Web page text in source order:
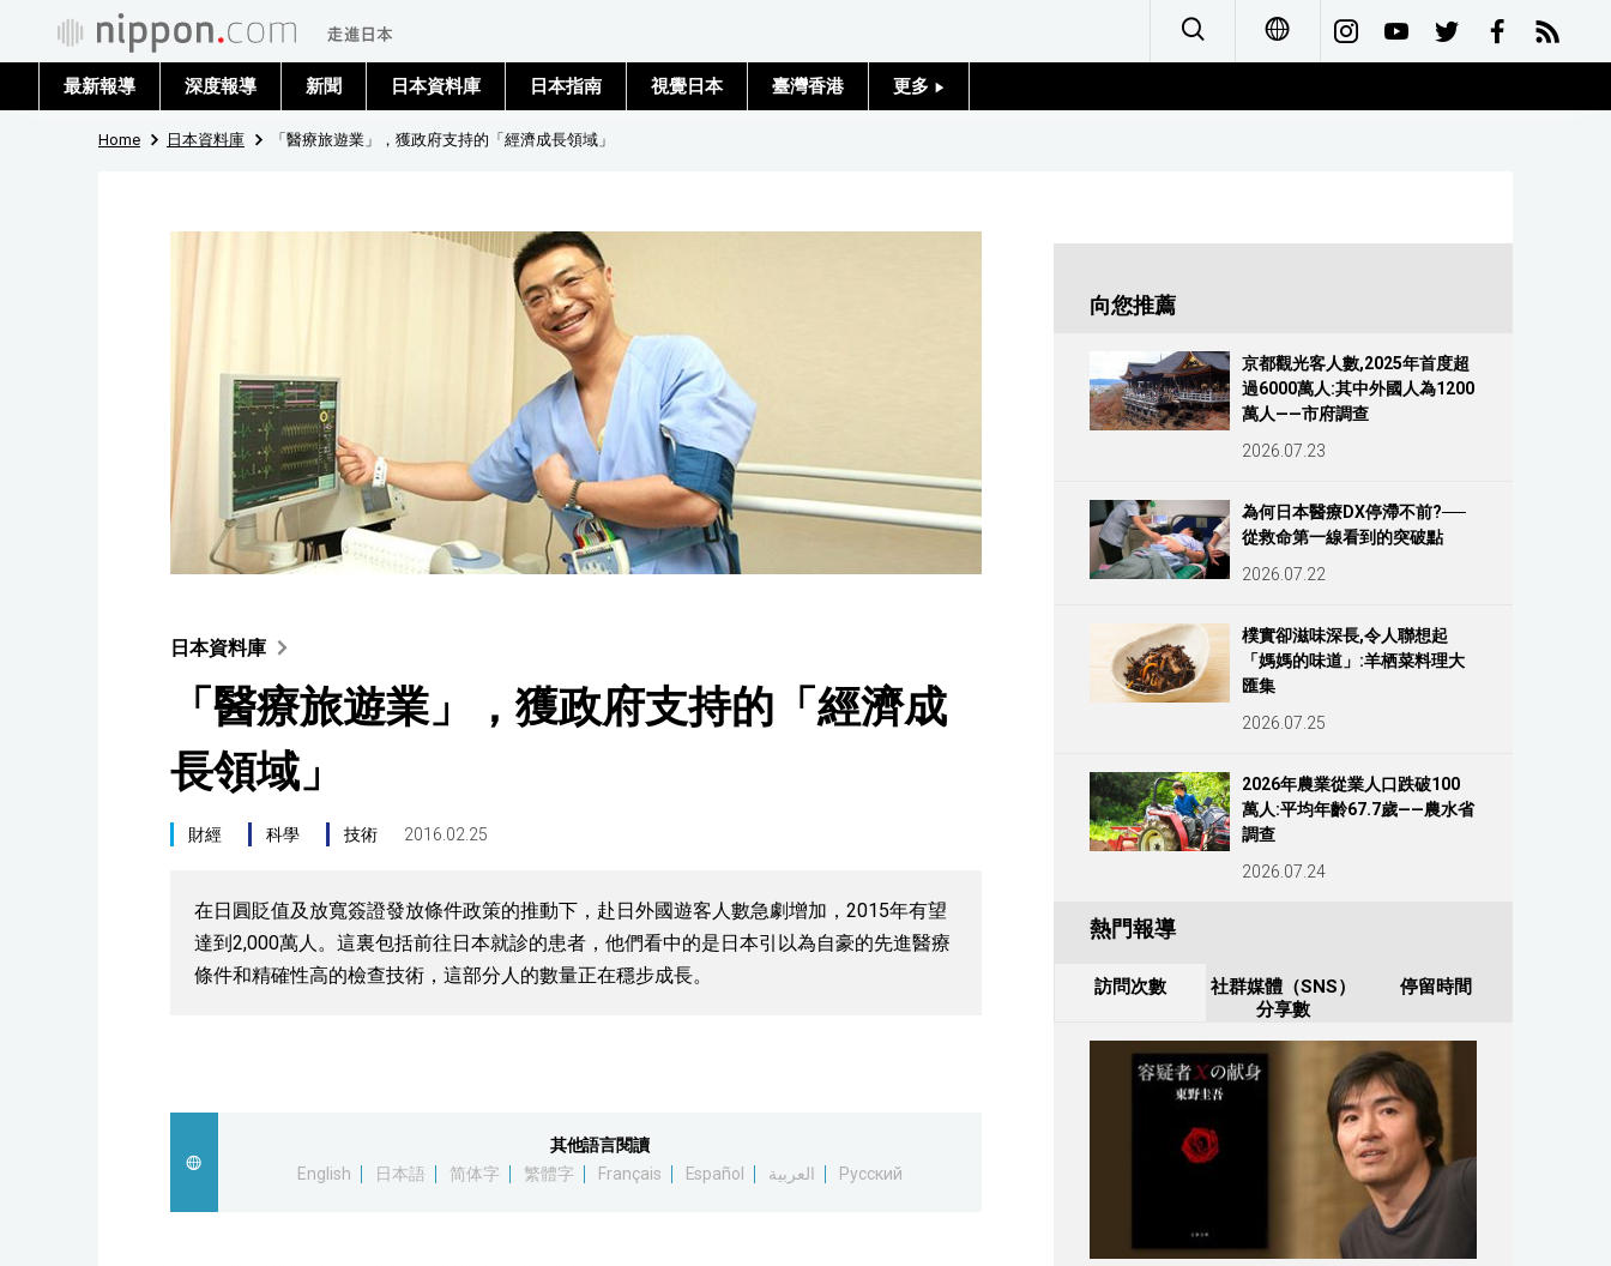
العربية
Русский
最新報導 深度報導 新聞 日本資料庫 日本指南 視覺日本 臺灣香港 更多
科學技術
東京
Home 日本資料庫 「醫療旅遊業」，獲政府支持的「經濟成長領域」
日本資料庫
「醫療旅遊業」，獲政府支持的「經濟成
長領域」
財經 科學 技術 2016.02.25
在日圓貶值及放寬簽證發放條件政策的推動下，赴日外國遊客人數急劇增加，2015年有望
達到2,000萬人。這裏包括前往日本就診的患者，他們看中的是日本引以為自豪的先進醫療
條件和精確性高的檢查技術，這部分人的數量正在穩步成長。
其他語言閱讀
English
日本語 简体字 繁體字 Français Español العربية Русский
向您推薦
京都觀光客人數,2025年首度超
過6000萬人:其中外國人為1200
萬人——市府調查
2026.07.23
為何日本醫療DX停滯不前?──
從救命第一線看到的突破點
2026.07.22
樸實卻滋味深長,令人聯想起
「媽媽的味道」:羊栖菜料理大
匯集
2026.07.25
2026年農業從業人口跌破100
萬人:平均年齡67.7歲——農水省
調查
2026.07.24
熱門報導
訪問次數
社群媒體（SNS）
分享數
停留時間